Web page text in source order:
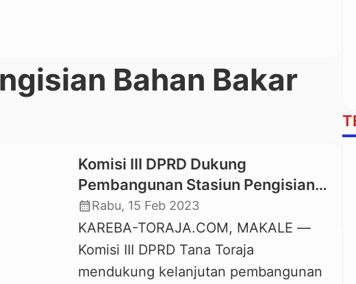
Bahan Bakar
Komisi III DPRD Dukung
Pembangunan Stasiun Pengisian
Elpiji di Minanga dengan Beberapa
Catatan
calendar_monthRabu, 15 Feb 2023
KAREBA-TORAJA.COM, MAKALE —
Komisi III DPRD Tana Toraja
mendukung kelanjutan pembangunan